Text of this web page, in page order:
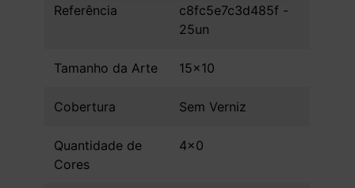
Referência
c8fc5e7c3d485f -
25un
Tamanho da Arte 15x10
Cobertura Sem Verniz
Quantidade de
Cores
4x0